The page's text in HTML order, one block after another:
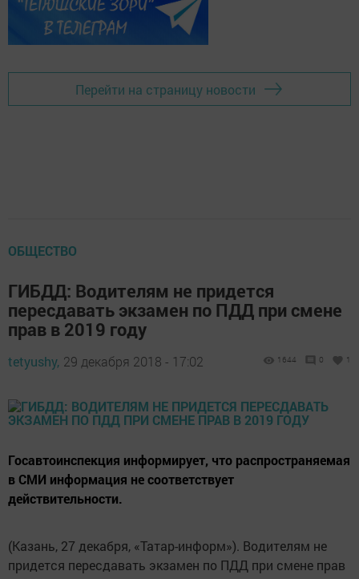
Перейти на страницу новости
ОБЩЕСТВО
ГИБДД: Водителям не придется
пересдавать экзамен по ПДД при смене
прав в 2019 году
tetyushy, 29 декабря 2018 - 17:02 1644 0 1
Госавтоинспекция информирует, что распространяемая
в СМИ информация не соответствует
действительности.
(Казань, 27 декабря, «Татар-информ»). Водителям не
придется пересдавать экзамен по ПДД при смене прав